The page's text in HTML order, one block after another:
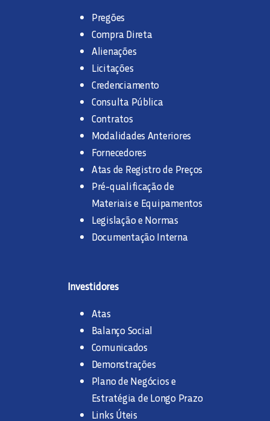
Pregões
Compra Direta
Alienações
Licitações
Credenciamento
Consulta Pública
Contratos
Modalidades Anteriores
Fornecedores
Atas de Registro de Preços
Pré-qualificação de
Materiais e Equipamentos
Legislação e Normas
Documentação Interna
Investidores
Atas
Balanço Social
Comunicados
Demonstrações
Plano de Negócios e
Estratégia de Longo Prazo
Links Úteis